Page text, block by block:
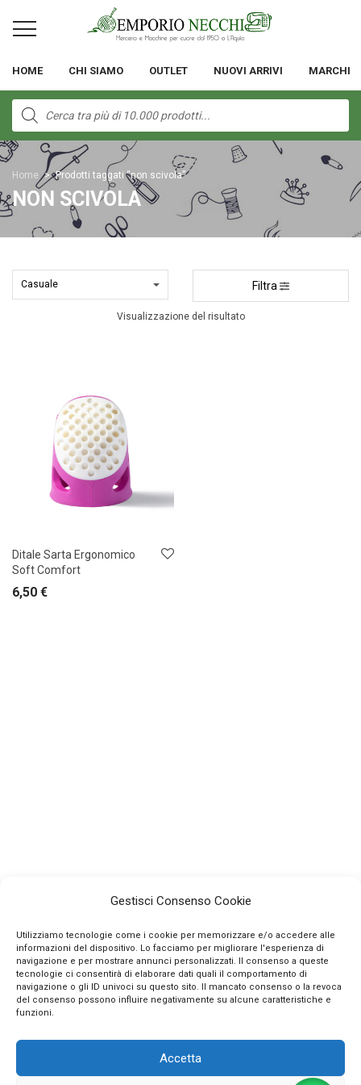
Gestisci Consenso Cookie
Utilizziamo tecnologie come i cookie per memorizzare e/o accedere alle
informazioni del dispositivo. Lo facciamo per migliorare l'esperienza di
navigazione e per mostrare annunci personalizzati. Il consenso a queste
tecnologie ci consentirà di elaborare dati quali il comportamento di
navigazione o gli ID univoci su questo sito. Il mancato consenso o la revoca
del consenso possono influire negativamente su alcune caratteristiche e
funzioni.
Accetta
HOME CHI SIAMO OUTLET NUOVI ARRIVI MARCHI
Products
search
Home > Prodotti taggati “non scivola”
NON SCIVOLA
Filtra
Visualizzazione del risultato
Ditale Sarta Ergonomico
Soft Comfort
6,50 €
INFO
SEGUICI SUI SOCIAL